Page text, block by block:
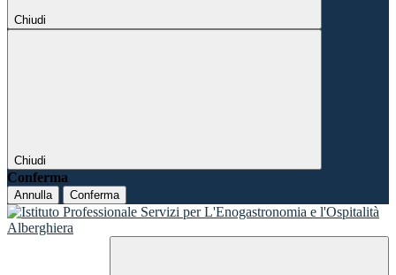
Chiudi
Chiudi
Conferma
Annulla Conferma